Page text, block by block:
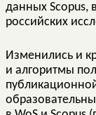
данных Scopus,
российских
Изменились и
и алгоритмы